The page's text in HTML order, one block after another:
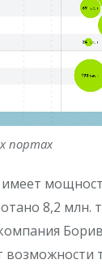
портах
8,2 млн.
возможности